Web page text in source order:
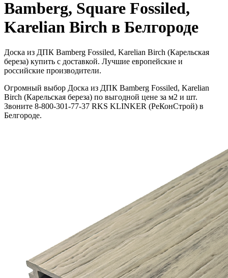
Bamberg, Square Fossiled,
Karelian Birch в Белгороде
Доска из ДПК Bamberg Fossiled, Karelian Birch (Карельская
береза) купить с доставкой. Лучшие европейские и
российские производители.
Огромный выбор Доска из ДПК Bamberg Fossiled, Karelian
Birch (Карельская береза) по выгодной цене за м2 и шт.
Звоните 8-800-301-77-37 RKS KLINKER (РеКонСтрой) в
Белгороде.